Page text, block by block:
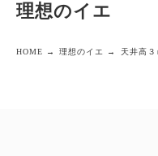
理想のイエ
HOME → 理想のイエ → 天井高３